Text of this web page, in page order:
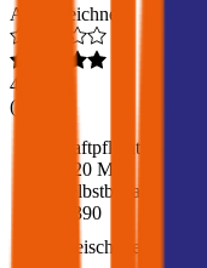
Ausgezeichnet
4,6
(
Haftpflicht
€ 20 Mio.
Selbstbehalt Kasko
€ 390
Freischaden